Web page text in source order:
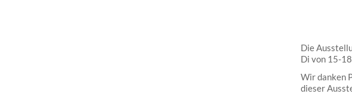
Die
Di von 15-
Wir danken
dieser